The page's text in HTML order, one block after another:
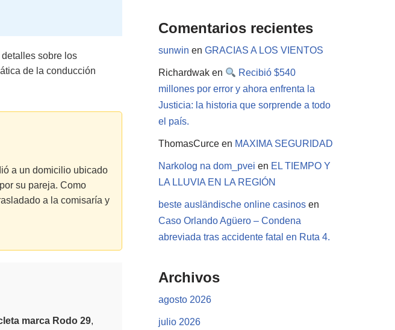
sobre los
de la conducción
a un domicilio ubicado
su pareja. Como
a la comisaría y
marca Rodo 29,
Comentarios recientes
sunwin en GRACIAS A LOS VIENTOS
Richardwak en
Recibió $540
millones por error y ahora enfrenta la
Justicia: la historia que sorprende a todo
el país.
ThomasCurce en MAXIMA SEGURIDAD
Narkolog na dom_pvei en EL TIEMPO Y
LA LLUVIA EN LA REGIÓN
beste ausländische online casinos en
Caso Orlando Agüero – Condena
abreviada tras accidente fatal en Ruta 4.
Archivos
agosto 2026
julio 2026